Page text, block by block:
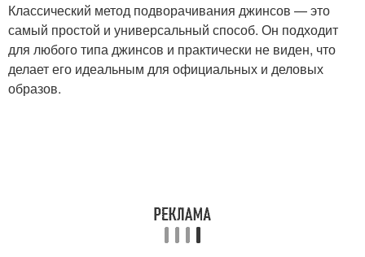
Классический метод подворачивания джинсов — это
самый простой и универсальный способ. Он подходит
для любого типа джинсов и практически не виден, что
делает его идеальным для официальных и деловых
образов.